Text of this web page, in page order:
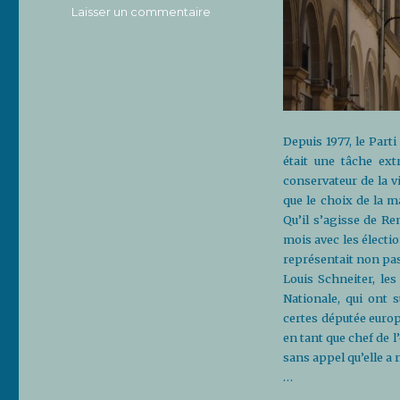
Depuis 1977, le
était une tâche
conservateur de la
que le choix de la
Qu’il s’agisse de
mois avec les
représentait non
Louis Schneiter,
Nationale, qui ont
certes députée
en tant que chef de
sans appel qu’elle a
…
Laisser un commentaire